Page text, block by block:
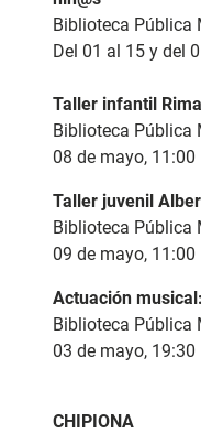
Biblioteca Pública
Del 01 al 15 y del
Taller infantil
Biblioteca Pública
08 de mayo, 11:00
Taller juvenil
Biblioteca Pública
09 de mayo, 11:00
Actuación
Biblioteca Pública
03 de mayo, 19:30
CHIPIONA